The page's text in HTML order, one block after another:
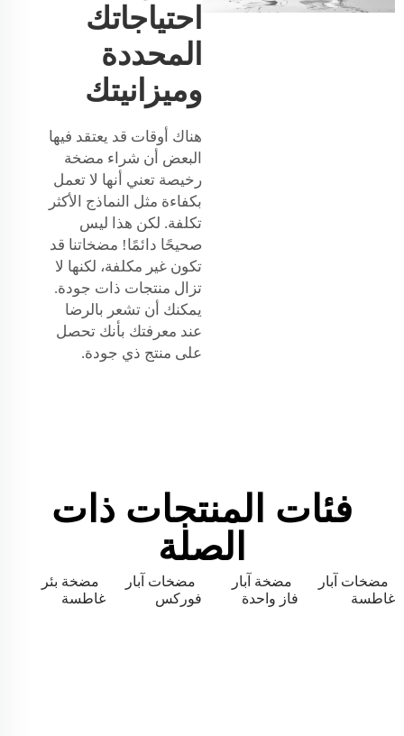
احتياجاتك
المحددة
وميزانيتك
هناك أوقات قد يعتقد فيها
البعض أن شراء مضخة
رخيصة تعني أنها لا تعمل
بكفاءة مثل النماذج الأكثر
تكلفة. لكن هذا ليس
صحيحًا دائمًا! مضخاتنا قد
تكون غير مكلفة، لكنها لا
تزال منتجات ذات جودة.
يمكنك أن تشعر بالرضا
عند معرفتك بأنك تحصل
على منتج ذي جودة.
فئات المنتجات ذات
الصلة
مضخات آبار
غاطسة
مضخة آبار
فاز واحدة
مضخات آبار
فوركس
مضخة بئر
غاطسة